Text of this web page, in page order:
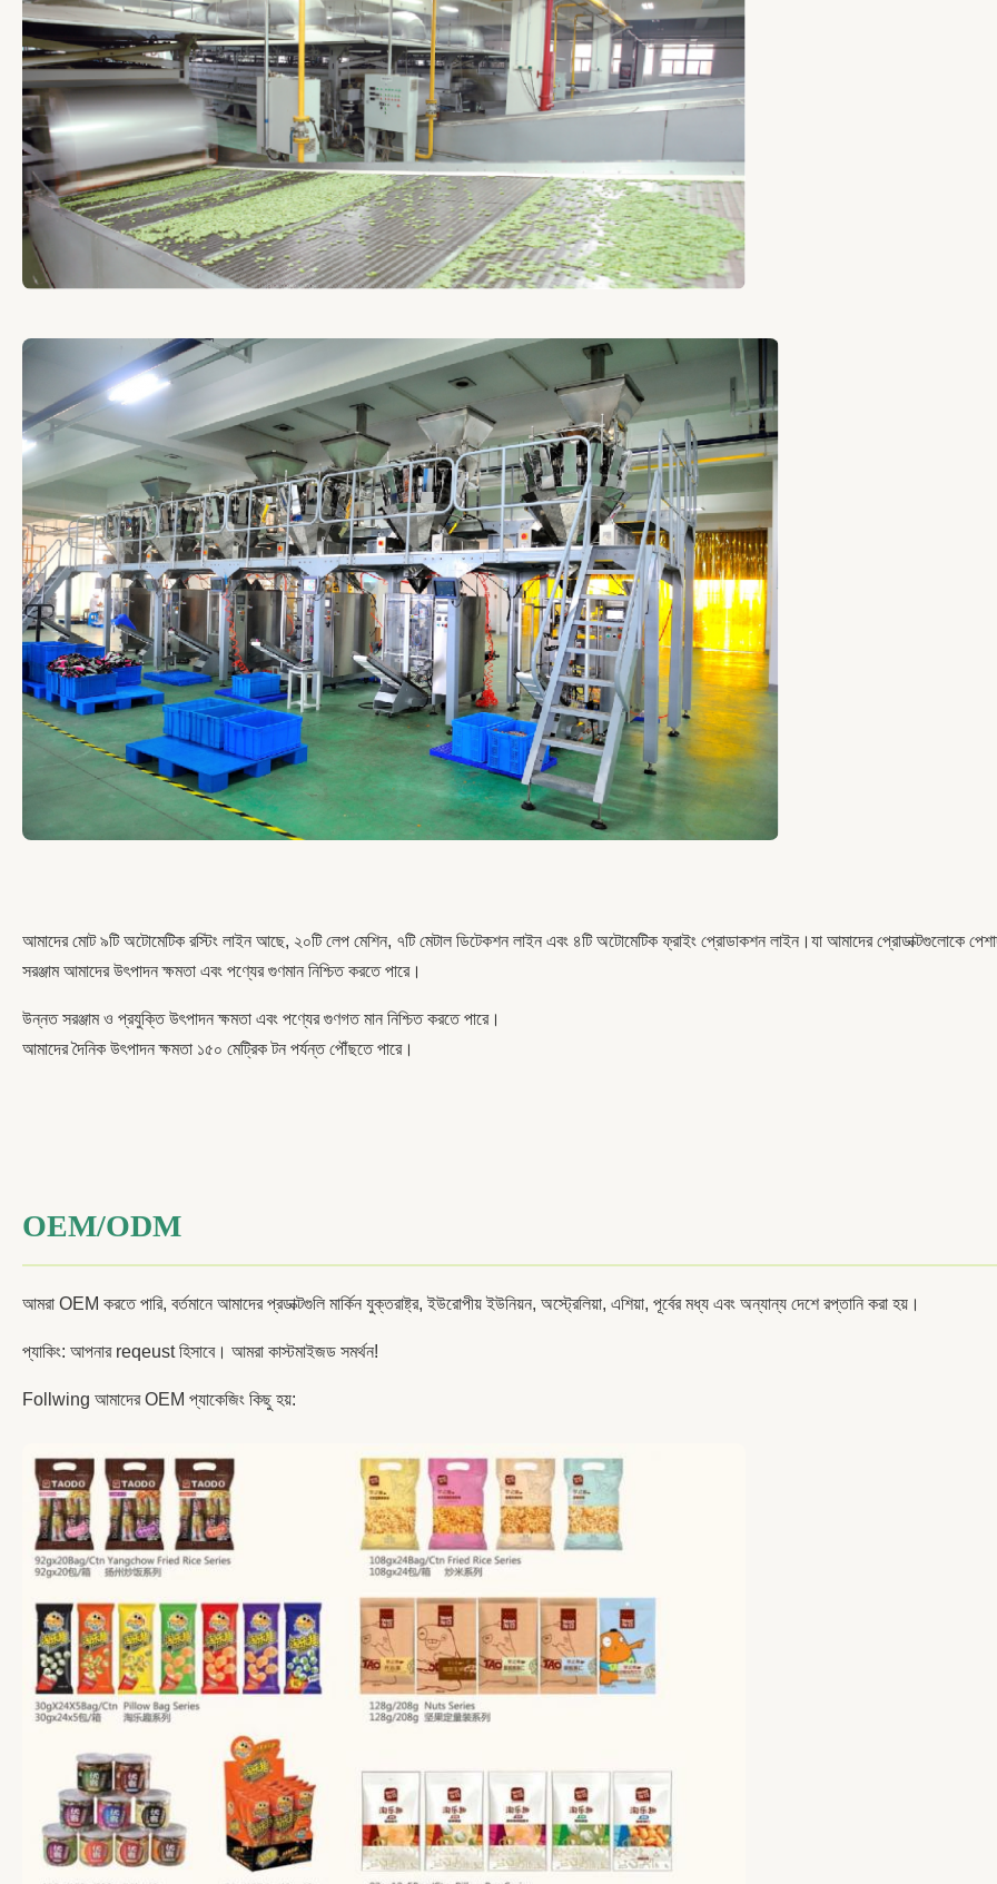
আমাদের মোট ৯টি অটোমেটিক রস্টিং লাইন আছে, ২০টি লেপ মেশিন, ৭টি মেটাল ডিটেকশন লাইন এবং ৪টি অটোমেটিক ফ্রাইং প্রোডাকশন লাইন।যা আমাদের প্রোডাক্টগুলোকে
সরঞ্জাম আমাদের উৎপাদন ক্ষমতা এবং পণ্যের গুণমান নিশ্চিত করতে পারে।
উন্নত সরঞ্জাম ও প্রযুক্তি উৎপাদন ক্ষমতা এবং পণ্যের গুণগত মান নিশ্চিত করতে পারে।
আমাদের দৈনিক উৎপাদন ক্ষমতা ১৫০ মেট্রিক টন পর্যন্ত পৌঁছতে পারে।
OEM/ODM
আমরা OEM করতে পারি, বর্তমানে আমাদের প্রডাক্টগুলি মার্কিন যুক্তরাষ্ট্র, ইউরোপীয় ইউনিয়ন, অস্ট্রেলিয়া, এশিয়া, পূর্বের মধ্য এবং অন্যান্য দেশে রপ্তানি করা হয়।
প্যাকিং: আপনার reqeust হিসাবে। আমরা কাস্টমাইজড সমর্থন!
Follwing আমাদের OEM প্যাকেজিং কিছু হয়: